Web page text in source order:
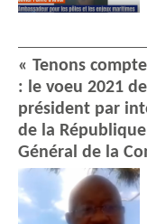
« Tenons
: le voeu 2021
président par
de la
Général de la